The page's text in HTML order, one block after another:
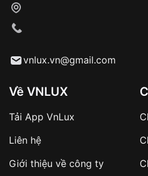
Từ khóa SEO:
sản phẩm đặc biệt
hàng
vnlux.vn@gmail.com
Về VNLUX
Tải App VnLux
Liên hệ
Giới thiệu về công ty